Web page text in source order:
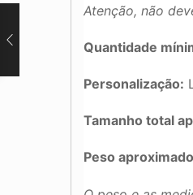
Atenção, não
Quantidade
Personalização:
Tamanho total
Peso